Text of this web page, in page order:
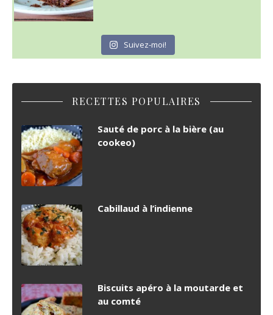
Suivez-moi!
RECETTES POPULAIRES
Sauté de porc à la bière (au
cookeo)
Cabillaud à l’indienne
Biscuits apéro à la moutarde et
au comté